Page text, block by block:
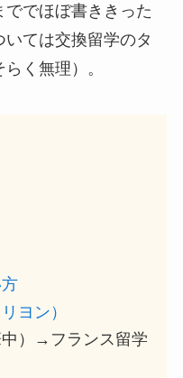
でほぼ書ききった
ては交換留学のタ
く無理）。
ヨン）
）→フランス留学